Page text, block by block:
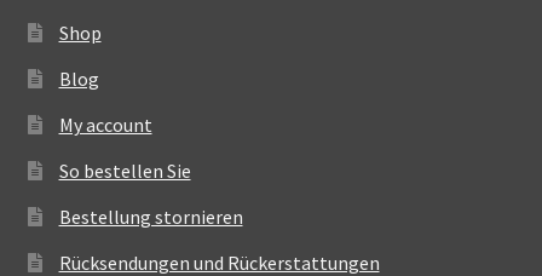
Shop
Blog
My account
So bestellen Sie
Bestellung stornieren
Rücksendungen und Rückerstattungen